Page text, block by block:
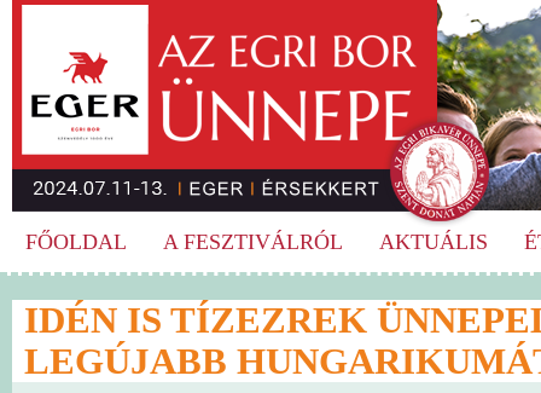
FŐOLDAL A FESZTIVÁLRÓL AKTUÁLIS
IDÉN IS TÍZEZREK
LEGÚJABB